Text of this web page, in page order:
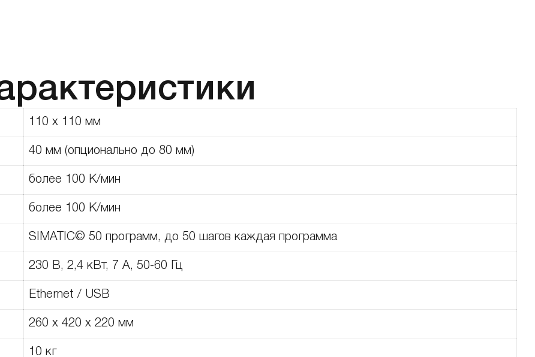
110 x 110 мм
40 мм (опционально до 80 мм)
более 100 К/мин
более 100 К/мин
SIMATIC© 50 программ, до 50 шагов каждая программа
230 В, 2,4 кВт, 7 A, 50-60 Гц
Ethernet / USB
260 x 420 x 220 мм
10 кг